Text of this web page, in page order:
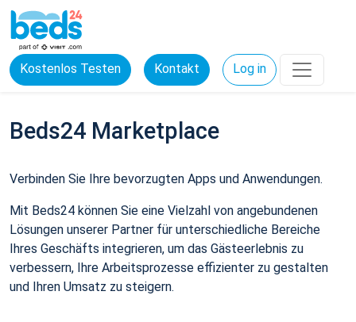
Kostenlos Testen Kontakt Log in
Beds24 Marketplace
Verbinden Sie Ihre bevorzugten Apps und Anwendungen.
Mit Beds24 können Sie eine Vielzahl von angebundenen
Lösungen unserer Partner für unterschiedliche Bereiche
Ihres Geschäfts integrieren, um das Gästeerlebnis zu
verbessern, Ihre Arbeitsprozesse effizienter zu gestalten
und Ihren Umsatz zu steigern.